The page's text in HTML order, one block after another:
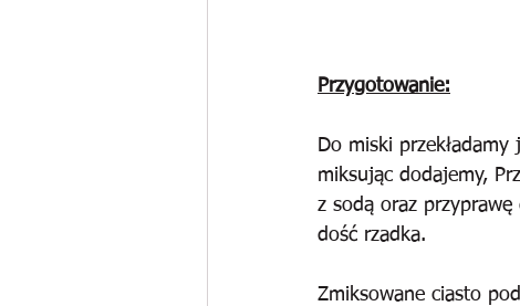
Przygotowanie:
Do miski
miksując dodajemy,
z sodą oraz przyprawę
dość rzadka.
Zmiksowane ciasto